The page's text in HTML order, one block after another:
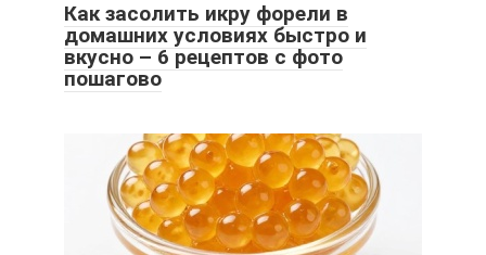
Как засолить икру форели в
домашних условиях быстро и
вкусно – 6 рецептов с фото
пошагово